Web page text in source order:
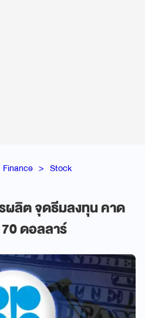
Finance Stock
ผลิต จุดธีมลงทุน คาด
ดอลลาร์